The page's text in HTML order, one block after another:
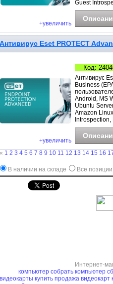
+увеличить
Guest
Антивирус Eset PROTECT
+увеличить
Код:
Антивирус
Business
Android, MS
Ubuntu
Amazon
« 1 2 3 4 5 6 7 8 9 10 11 12 13 14 15 16
В наличии на складе Все позиции
Интернет-
компьютер собрать компьютер
видеокарты купить продажа видеокарт